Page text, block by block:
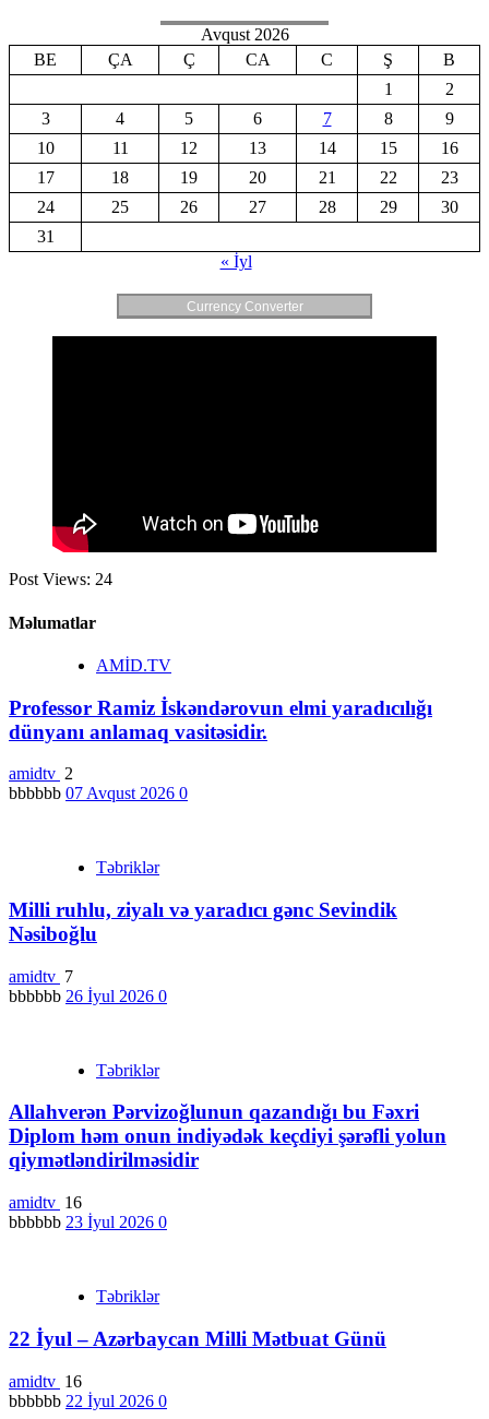
Avqust 2026
BE
ÇA Ç CA C Ş
B
1
2
3
4 5 6 7 8
9
10
11 12 13 14 15
16
17
18 19 20 21 22
23
24
25 26 27 28 29
30
31
« İyl
Currency Converter
Post Views: 24
Məlumatlar
AMİD.TV
Professor Ramiz İskəndərovun elmi yaradıcılığı
dünyanı anlamaq vasitəsidir.
amidtv 2
bbbbbb 07 Avqust 2026 0
Təbriklər
Milli ruhlu, ziyalı və yaradıcı gənc Sevindik
Nəsiboğlu
amidtv 7
bbbbbb 26 İyul 2026 0
Təbriklər
Allahverən Pərvizoğlunun qazandığı bu Fəxri
Diplom həm onun indiyədək keçdiyi şərəfli yolun
qiymətləndirilməsidir
amidtv 16
bbbbbb 23 İyul 2026 0
Təbriklər
22 İyul – Azərbaycan Milli Mətbuat Günü
amidtv 16
bbbbbb 22 İyul 2026 0